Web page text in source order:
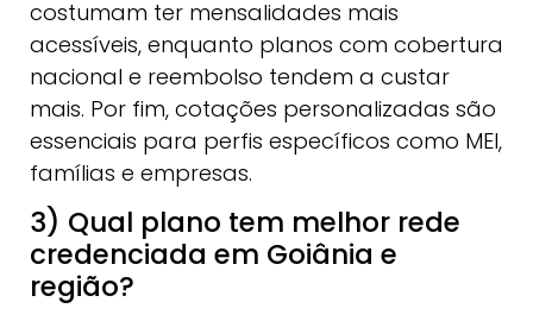
costumam ter mensalidades mais
acessíveis, enquanto planos com cobertura
nacional e reembolso tendem a custar
mais. Por fim, cotações personalizadas são
essenciais para perfis específicos como MEI,
famílias e empresas.
3) Qual plano tem melhor rede
credenciada em Goiânia e
região?